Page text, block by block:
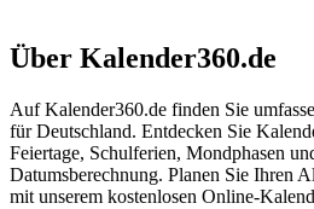
Über Kalender360.de
Auf Kalender360.de finden Sie
für Deutschland. Entdecken Sie
Feiertage, Schulferien, Mondphasen
Datumsberechnung. Planen Sie Ihren
mit unserem kostenlosen Online-